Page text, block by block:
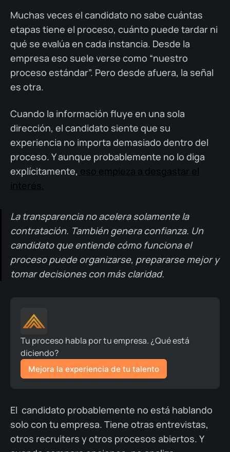
Muchas veces el candidato no sabe cuántas
etapas tiene el proceso, cuánto puede tardar ni
qué se evalúa en cada instancia. Desde la
empresa eso suele verse como “nuestro
proceso estándar”. Pero desde afuera, la señal
es otra.
Cuando la información fluye en una sola
dirección, el candidato siente que su
experiencia no importa demasiado dentro del
proceso. Y aunque probablemente no lo diga
explícitamente, eso empieza a desgastar el
interés.
La transparencia no acelera solamente la
contratación. También genera confianza. Un
candidato que entiende cómo funciona el
proceso puede organizarse, prepararse mejor y
tomar decisiones con más claridad.
Tu proceso habla por tu empresa. ¿Qué está
diciendo?
Mejora la experiencia de tu talento
El candidato probablemente no está hablando
solo con tu empresa. Tiene otras entrevistas,
otros recruiters y otros procesos abiertos. Y